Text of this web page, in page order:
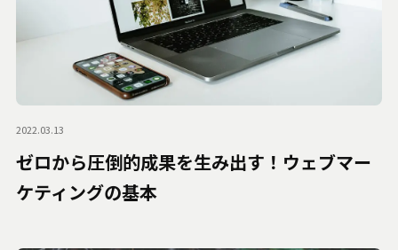
2022.03.13
ゼロから圧倒的成果を生み出す！ウェブマー
ケティングの基本